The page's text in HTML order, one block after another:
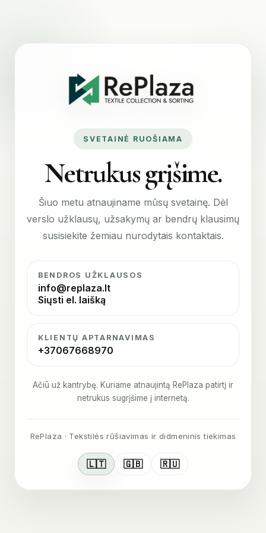
SVETAINĖ RUOŠIAMA
Netrukus grįšime.
Šiuo metu atnaujiname mūsų svetainę. Dėl
verslo užklausų, užsakymų ar bendrų klausimų
susisiekite žemiau nurodytais kontaktais.
BENDROS UŽKLAUSOS
info@replaza.lt
Siųsti el. laišką
KLIENTŲ APTARNAVIMAS
+37067668970
Ačiū už kantrybę. Kuriame atnaujintą RePlaza patirtį ir
netrukus sugrįšime į internetą.
RePlaza · Tekstilės rūšiavimas ir didmeninis tiekimas
🇱🇹 🇬🇧 🇷🇺